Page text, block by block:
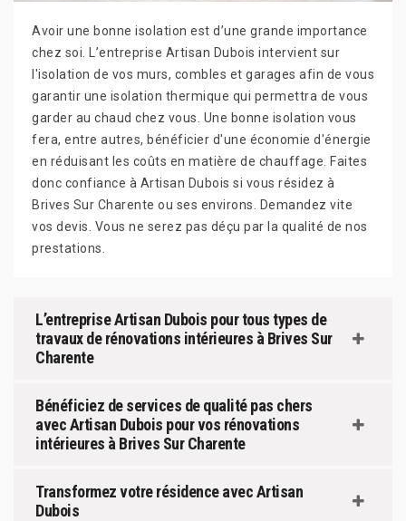
Avoir une bonne isolation est d’une grande importance
chez soi. L’entreprise Artisan Dubois intervient sur
l'isolation de vos murs, combles et garages afin de vous
garantir une isolation thermique qui permettra de vous
garder au chaud chez vous. Une bonne isolation vous
fera, entre autres, bénéficier d'une économie d'énergie
en réduisant les coûts en matière de chauffage. Faites
donc confiance à Artisan Dubois si vous résidez à
Brives Sur Charente ou ses environs. Demandez vite
vos devis. Vous ne serez pas déçu par la qualité de nos
prestations.
L’entreprise Artisan Dubois pour tous types de
travaux de rénovations intérieures à Brives Sur
Charente
Bénéficiez de services de qualité pas chers
avec Artisan Dubois pour vos rénovations
intérieures à Brives Sur Charente
Transformez votre résidence avec Artisan
Dubois